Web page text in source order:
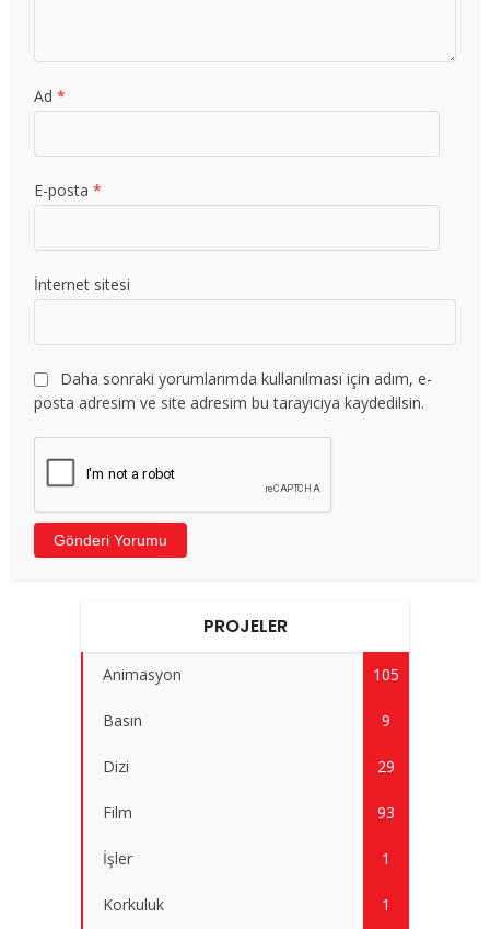
Ad*
E-posta*
İnternet sitesi
Daha sonraki yorumlarımda kullanılması için adım, e-
posta adresim ve site adresim bu tarayıcıya kaydedilsin.
PROJELER
Animasyon 105
Basın 9
Dizi 29
Film 93
İşler 1
Korkuluk 1